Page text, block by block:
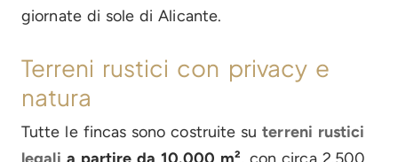
giornate di sole di Alicante.
Terreni rustici con privacy e
natura
Tutte le fincas sono costruite suterreni rustici